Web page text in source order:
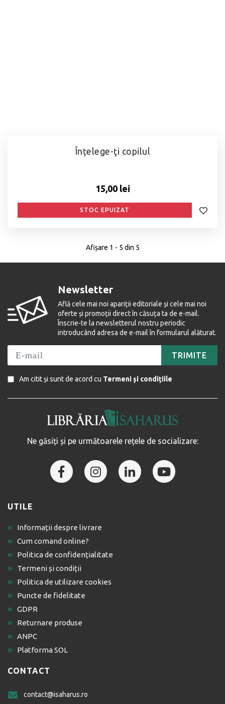
Înțelege-ţi copilul
15,00 lei
STOC EPUIZAT
Afișare 1 - 5 din 5
Newsletter
Află cele mai noi apariții editoriale și cele mai noi
oferte și promoții direct în căsuța ta de e-mail.
Înscrie-te la newsletterul nostru periodic
introducând adresa de e-mail în formularul alăturat.
TRIMITE
Am citit și sunt de acord cu Termeni și condițiile
Ne găsiți și pe următoarele rețele de socializare:
UTILE
Informații despre livrare
Cum comand online?
Politica de confidențialitate
Termeni și condiții
Politica de utilizare cookies
Puncte de fidelitate
GDPR
Returnare produse
ANPC
Platforma SOL
CONTACT
contact@isaharus.ro